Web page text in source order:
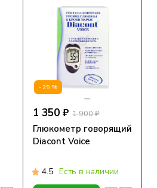
-29%
1 350 ₽ 1 900 ₽
Глюкометр говорящий
Diacont Voice
4.5 Есть в наличии